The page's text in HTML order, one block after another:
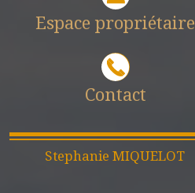
Espace propriétaire
Contact
Stephanie MIQUELOT